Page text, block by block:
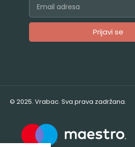
Prijavi se
© 2025. Vrabac. Sva prava zadržana.